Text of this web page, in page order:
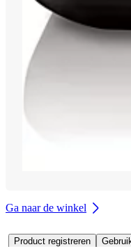
Ga naar de winkel
Product registreren